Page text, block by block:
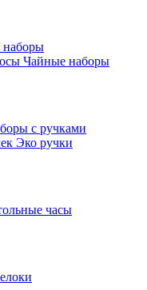
Чайные наборы
с ручками
Эко ручки
часы